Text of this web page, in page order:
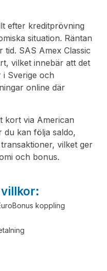
efter kreditprövning
situation. Räntan
SAS Amex Classic
vilket innebär att det
i Sverige och
online där
kort via American
du kan följa saldo,
vilket ger
och bonus.
koppling